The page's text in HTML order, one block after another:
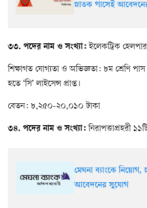
স্নাতক পাসেই
৩৩. পদের নাম ও সংখ্যা: ইলেকট্রিক
শিক্ষাগত যোগ্যতা ও অভিজ্ঞতা: ৮ম শ্রেণি পাস
হতে ‘সি’ লাইসেন্স প্রাপ্ত।
বেতন: ৮,২৫০-২০,০১০ টাকা
৩৪. পদের নাম ও সংখ্যা: নিরাপত্তাপ্রহরী
মেঘনা ব্যাংকে নিয়োগ,
আবেদনের সুযোগ